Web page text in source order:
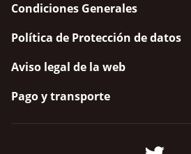
Condiciones Generales
Política de Protección de datos
Aviso legal de la web
Pago y transporte